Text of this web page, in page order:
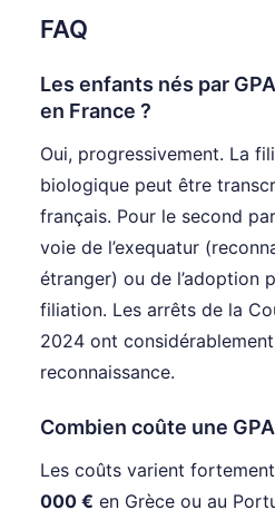
FAQ
Les enfants nés par
en France ?
Oui, progressivement. La
biologique peut être
français. Pour le second
voie de l’exequatur
étranger) ou de l’adoption
filiation. Les arrêts de la
2024 ont
reconnaissance.
Combien coûte une
Les coûts varient
000 € en Grèce ou au